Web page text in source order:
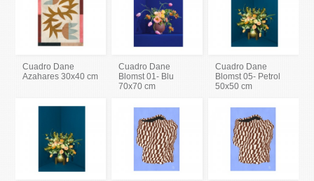
Cuadro Dane
Azahares 30x40 cm
Cuadro Dane
Blomst 01- Blu
70x70 cm
Cuadro Dane
Blomst 05- Petrol
50x50 cm